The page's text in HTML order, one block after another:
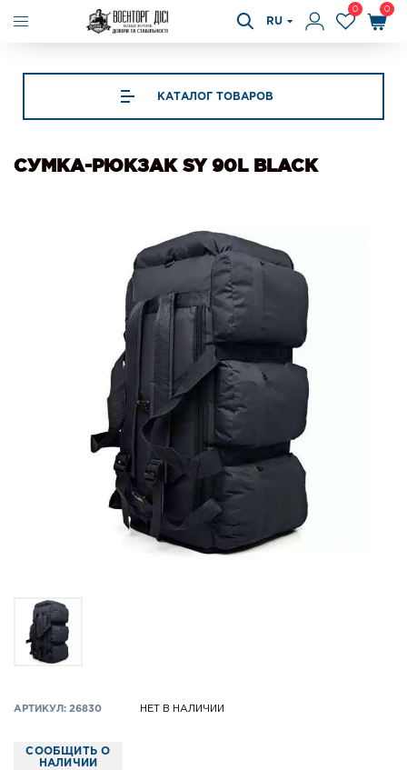
RU
0 0
КАТАЛОГ ТОВАРОВ
СУМКА-РЮКЗАК SY 90L BLACK
АРТИКУЛ: 26830 НЕТ В НАЛИЧИИ
СООБЩИТЬ О
НАЛИЧИИ